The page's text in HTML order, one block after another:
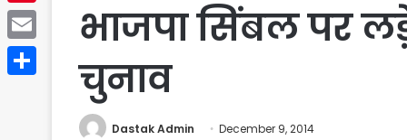
भाजपा सिंबल पर
चुनाव
Dastak Admin December 9, 2014
Pinterest
Email